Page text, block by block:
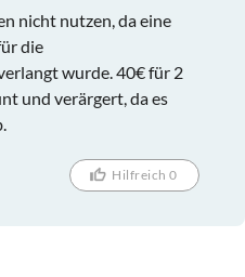
nicht nutzen, da eine
die
wurde. 40€ für 2
und verärgert, da es
Hilfreich 0